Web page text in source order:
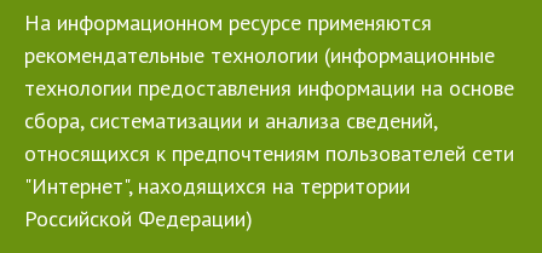
На информационном ресурсе применяются
рекомендательные технологии (информационные
технологии предоставления информации на основе
сбора, систематизации и анализа сведений,
относящихся к предпочтениям пользователей сети
"Интернет", находящихся на территории
Российской Федерации)